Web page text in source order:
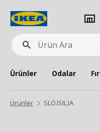
Ürün
Ara
Ürünler Odalar
Ürünler SLÖJSILJA